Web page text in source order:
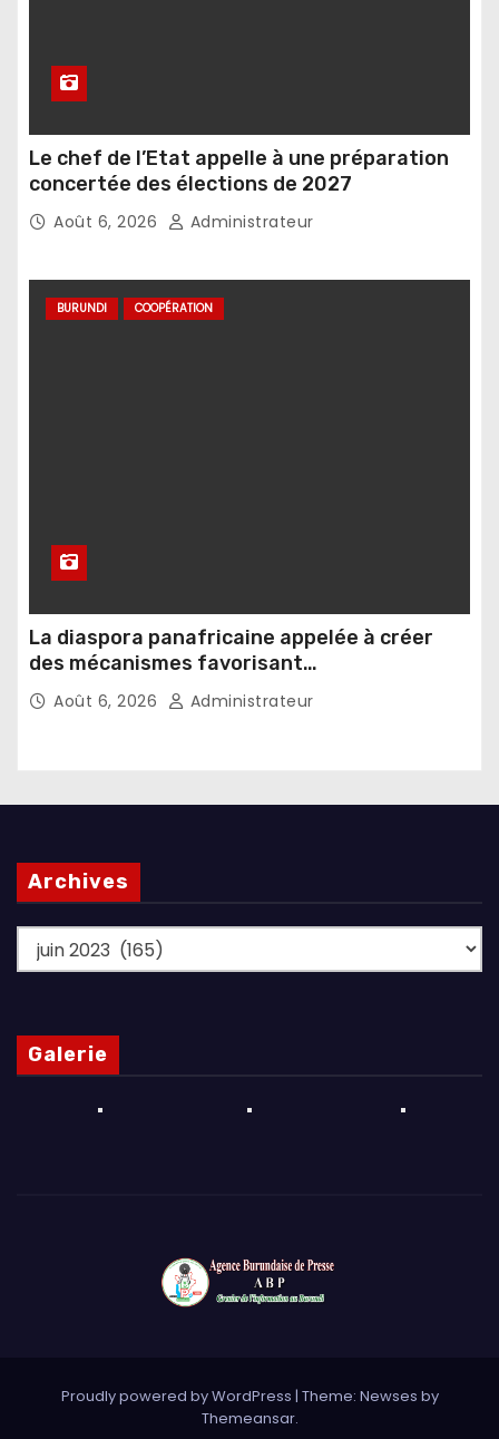
Le chef de l’Etat appelle à une préparation
concertée des élections de 2027
Août 6, 2026 Administrateur
BURUNDI COOPÉRATION
La diaspora panafricaine appelée à créer
des mécanismes favorisant
l’investissement dans les pays d’origine
Août 6, 2026 Administrateur
Archives
Archives
Galerie
Proudly powered by WordPress | Theme: Newses by
Themeansar.